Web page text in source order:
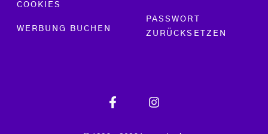
COOKIES
WERBUNG BUCHEN
PASSWORT
ZURÜCKSETZEN